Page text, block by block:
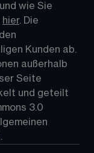
wie Sie
hier. Die
Kunden ab.
außerhalb
Seite
und geteilt
3.0